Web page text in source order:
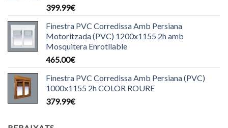
399.99€
Finestra PVC Corredissa Amb Persiana
Motoritzada (PVC) 1200x1155 2h amb
Mosquitera Enrotllable
465.00€
Finestra PVC Corredissa Amb Persiana (PVC)
1000x1155 2h COLOR ROURE
379.99€